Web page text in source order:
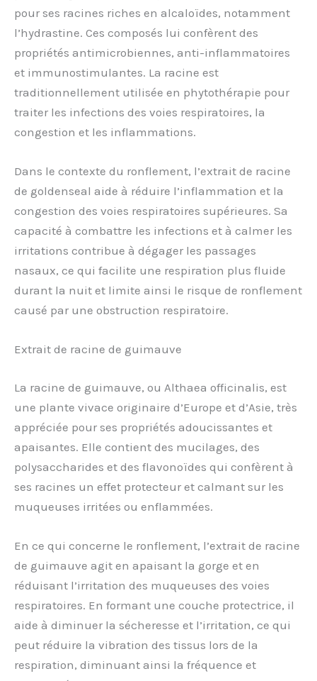
pour ses racines riches en alcaloïdes, notamment
l’hydrastine. Ces composés lui confèrent des
propriétés antimicrobiennes, anti-inflammatoires
et immunostimulantes. La racine est
traditionnellement utilisée en phytothérapie pour
traiter les infections des voies respiratoires, la
congestion et les inflammations.
Dans le contexte du ronflement, l’extrait de racine
de goldenseal aide à réduire l’inflammation et la
congestion des voies respiratoires supérieures. Sa
capacité à combattre les infections et à calmer les
irritations contribue à dégager les passages
nasaux, ce qui facilite une respiration plus fluide
durant la nuit et limite ainsi le risque de ronflement
causé par une obstruction respiratoire.
Extrait de racine de guimauve
La racine de guimauve, ou Althaea officinalis, est
une plante vivace originaire d’Europe et d’Asie, très
appréciée pour ses propriétés adoucissantes et
apaisantes. Elle contient des mucilages, des
polysaccharides et des flavonoïdes qui confèrent à
ses racines un effet protecteur et calmant sur les
muqueuses irritées ou enflammées.
En ce qui concerne le ronflement, l’extrait de racine
de guimauve agit en apaisant la gorge et en
réduisant l’irritation des muqueuses des voies
respiratoires. En formant une couche protectrice, il
aide à diminuer la sécheresse et l’irritation, ce qui
peut réduire la vibration des tissus lors de la
respiration, diminuant ainsi la fréquence et